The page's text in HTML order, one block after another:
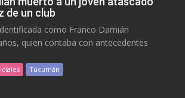
de un club
como Franco Damián
quien contaba con antecedentes
Tucumán